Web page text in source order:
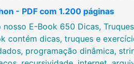
- PDF com 1.200 páginas
E-Book 650 Dicas,
contém dicas, truques e
programação dinâmica,